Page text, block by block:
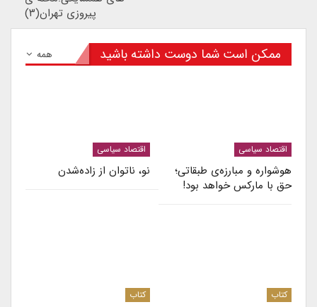
پیروزی تهران(۳)
همه ممکن است شما دوست داشته باشید
اقتصاد سیاسی
هوشواره و مبارزه‌ی طبقاتی؛
حق با مارکس خواهد بود!
اقتصاد سیاسی
نو، ناتوان از زاده‌شدن
کتاب کتاب